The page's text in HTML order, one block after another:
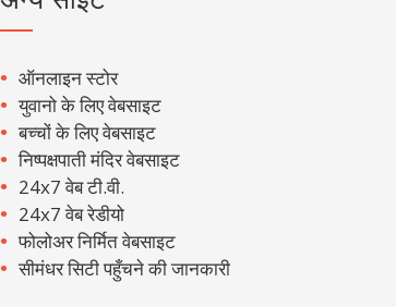
ऑनलाइन स्टोर
युवानो के लिए वेबसाइट
बच्चों के लिए वेबसाइट
निष्पक्षपाती मंदिर वेबसाइट
24x7 वेब टी.वी.
24x7 वेब रेडीयो
फोलोअर निर्मित वेबसाइट
सीमंधर सिटी पहुँचने की जानकारी